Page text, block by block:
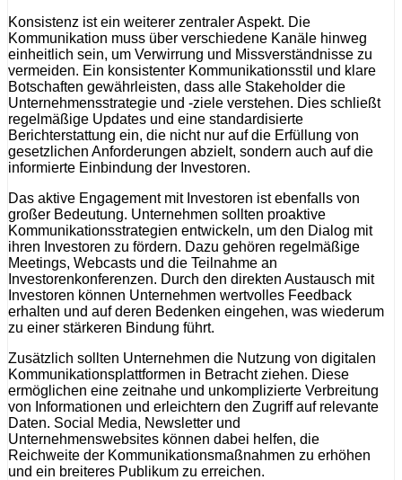
Konsistenz ist ein weiterer zentraler Aspekt. Die
Kommunikation muss über verschiedene Kanäle hinweg
einheitlich sein, um Verwirrung und Missverständnisse zu
vermeiden. Ein konsistenter Kommunikationsstil und klare
Botschaften gewährleisten, dass alle Stakeholder die
Unternehmensstrategie und -ziele verstehen. Dies schließt
regelmäßige Updates und eine standardisierte
Berichterstattung ein, die nicht nur auf die Erfüllung von
gesetzlichen Anforderungen abzielt, sondern auch auf die
informierte Einbindung der Investoren.
Das aktive Engagement mit Investoren ist ebenfalls von
großer Bedeutung. Unternehmen sollten proaktive
Kommunikationsstrategien entwickeln, um den Dialog mit
ihren Investoren zu fördern. Dazu gehören regelmäßige
Meetings, Webcasts und die Teilnahme an
Investorenkonferenzen. Durch den direkten Austausch mit
Investoren können Unternehmen wertvolles Feedback
erhalten und auf deren Bedenken eingehen, was wiederum
zu einer stärkeren Bindung führt.
Zusätzlich sollten Unternehmen die Nutzung von digitalen
Kommunikationsplattformen in Betracht ziehen. Diese
ermöglichen eine zeitnahe und unkomplizierte Verbreitung
von Informationen und erleichtern den Zugriff auf relevante
Daten. Social Media, Newsletter und
Unternehmenswebsites können dabei helfen, die
Reichweite der Kommunikationsmaßnahmen zu erhöhen
und ein breiteres Publikum zu erreichen.